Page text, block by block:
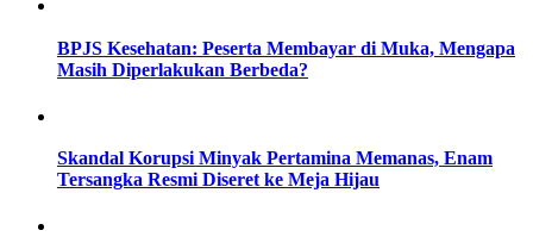
BPJS Kesehatan: Peserta Membayar di Muka, Mengapa
Masih Diperlakukan Berbeda?
Skandal Korupsi Minyak Pertamina Memanas, Enam
Tersangka Resmi Diseret ke Meja Hijau